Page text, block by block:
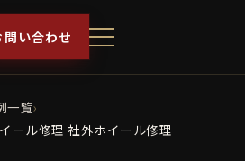
問い合わせ
一覧›
ール修理 社外ホイール修理